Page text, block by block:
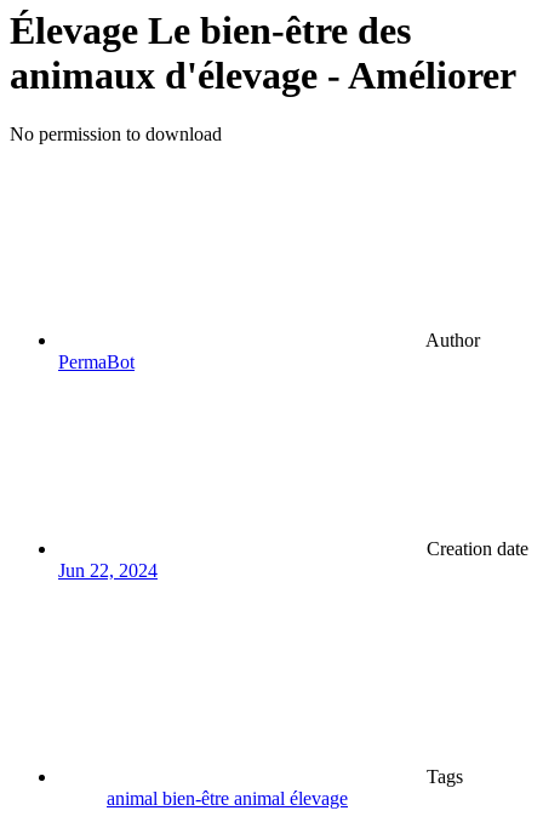
Élevage Le bien-être des
animaux d'élevage - Améliorer
No permission to download
Author
PermaBot
Creation date
Jun 22, 2024
Tags
animal bien-être animal élevage